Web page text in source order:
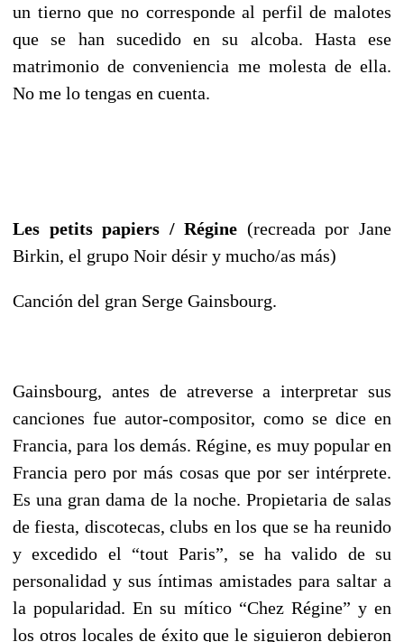
un tierno que no corresponde al perfil de malotes
que se han sucedido en su alcoba. Hasta ese
matrimonio de conveniencia me molesta de ella.
No me lo tengas en cuenta.
Les petits papiers / Régine (recreada por Jane
Birkin, el grupo Noir désir y mucho/as más)
Canción del gran Serge Gainsbourg.
Gainsbourg, antes de atreverse a interpretar sus
canciones fue autor-compositor, como se dice en
Francia, para los demás. Régine, es muy popular en
Francia pero por más cosas que por ser intérprete.
Es una gran dama de la noche. Propietaria de salas
de fiesta, discotecas, clubs en los que se ha reunido
y excedido el “tout Paris”, se ha valido de su
personalidad y sus íntimas amistades para saltar a
la popularidad. En su mítico “Chez Régine” y en
los otros locales de éxito que le siguieron debieron